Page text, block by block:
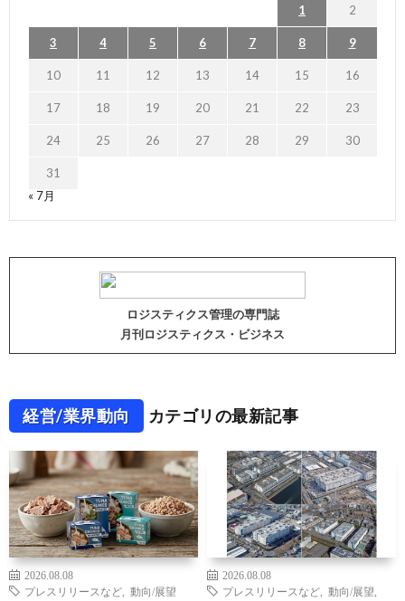
1 2
3 4 5 6 7 8 9
10 11 12 13 14 15 16
17 18 19 20 21 22 23
24 25 26 27 28 29 30
31
« 7月
ロジスティクス管理の専門誌
月刊ロジスティクス・ビジネス
経営/業界動向 カテゴリの最新記事
2026.08.08
プレスリリースなど
動向/展望
2026.08.08
プレスリリースなど
動向/展望